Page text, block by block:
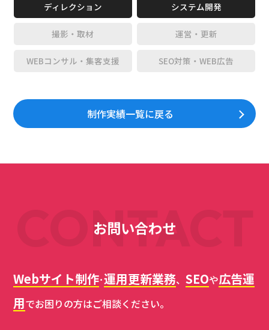
ディレクション システム開発
撮影・取材 運営・更新
WEBコンサル・集客支援 SEO対策・WEB広告
制作実績一覧に戻る
お問い合わせ
CONTACT
Webサイト制作･運用更新業務、SEOや広告運
用でお困りの方はご相談ください。